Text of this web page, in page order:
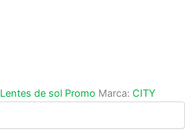
Lentes de sol Promo Marca: CITY